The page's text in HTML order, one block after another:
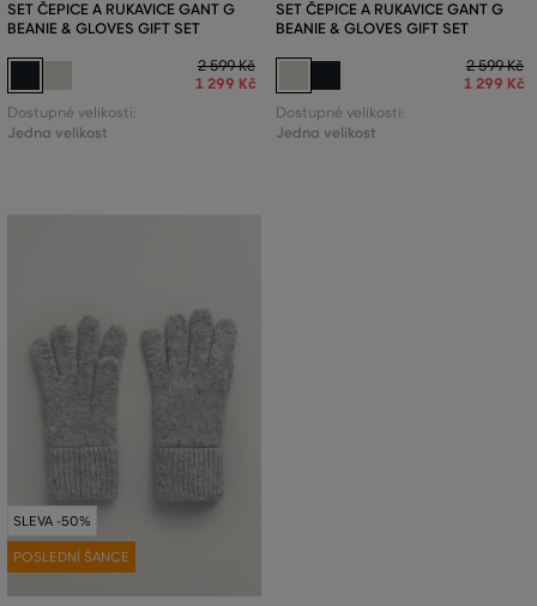
SET ČEPICE A RUKAVICE GANT G
BEANIE & GLOVES GIFT SET
2 599 Kč
1 299 Kč
Dostupné velikosti:
Jedna velikost
SET ČEPICE A RUKAVICE GANT G
BEANIE & GLOVES GIFT SET
2 599 Kč
1 299 Kč
Dostupné velikosti:
Jedna velikost
SLEVA -50%
POSLEDNÍ ŠANCE